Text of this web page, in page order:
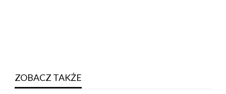
ZOBACZ TAKŻE